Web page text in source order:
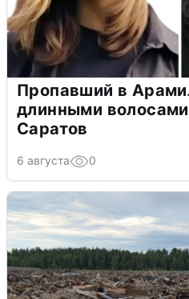
Пропавший в
длинными волосами
Саратов
6 августа 0